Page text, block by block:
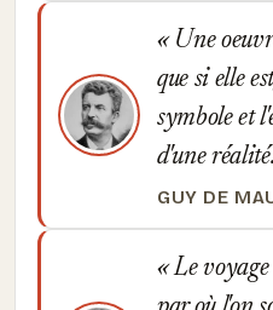
Une
que si elle
symbole et
d'une
GUY DE
Le voyage